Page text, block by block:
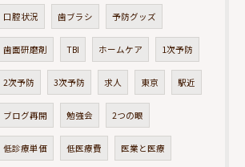
口腔状況 歯ブラシ 予防グッズ
歯面研磨剤 TBI ホームケア 1次予防
2次予防 3次予防 求人 東京 駅近
ブログ再開 勉強会 2つの眼
低診療単価 低医療費 医業と医療